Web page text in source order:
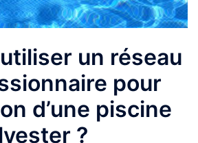
un réseau
pour
d’une piscine
?